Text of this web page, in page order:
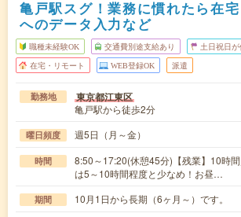
亀戸駅スグ！業務に慣れたら在
へのデータ入力など
職種未経験OK 交通費別途支給あり 土日祝日が
在宅・リモート WEB登録OK 派遣
勤務地 東京都江東区
亀戸駅から徒歩2分
曜日頻度 週5日（月～金）
時間
8:50～17:20(休憩45分)【残業】10時
は5～10時間程度と少なめ！お昼…
期間 10月1日から長期（6ヶ月～）です。